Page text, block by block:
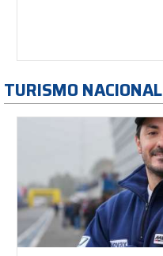
TURISMO NACIONAL